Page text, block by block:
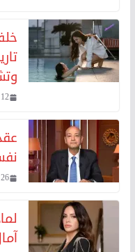
12 يوليو، 2026
26 يونيو، 2026